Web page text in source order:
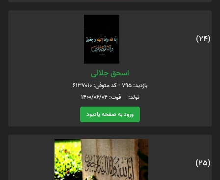
(24)
اسحق جلالی
بازدید: 795 - کد متوفی: 6137010
تولد: فوت: 1400/06/04
ورود به صفحه یادبود
(25)